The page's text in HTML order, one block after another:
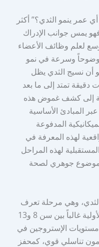
عمر ينمو الثدي؟” أكثر
يمس جوانب الإدراك
لعلم وظائف الأعضاء
وضوحاً وسرعة في نمو
أن نسيج الثدي يظل
دقيقة تمتد إلى ما بعد
إلى كشف غموض هذه
المبادئ الأساسية
المدفوعة
لهذه المعرفة في
لهذه المراحل
لموضوع جوهري لصحة
الثدي، وهي مرحلة تعرف
بـ 'الثيلاركي'. تُلاحظ هذه المرحلة الأولية غالباً بين سن 8 و13
مستويات الإستروجين في
تناسلي قوي، كمحفز